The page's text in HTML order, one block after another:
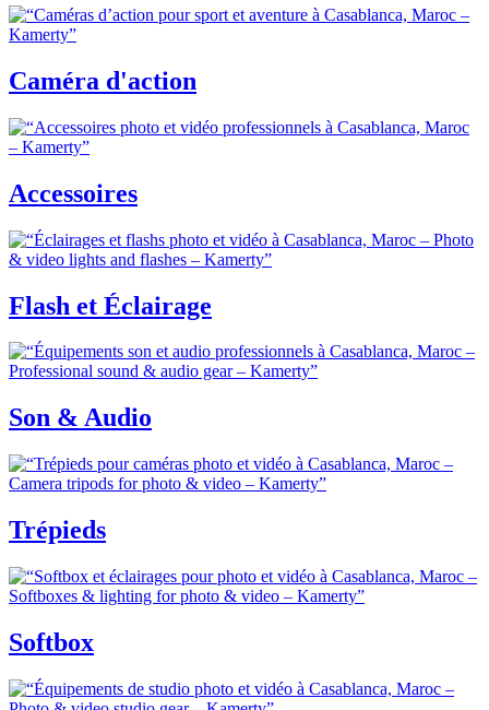
Caméra d'action
Accessoires
Flash et Éclairage
Son & Audio
Trépieds
Softbox